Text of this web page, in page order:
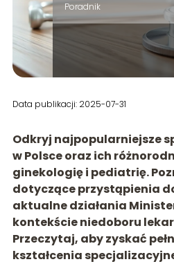
Poradnik
Data publikacji: 2025-07-31
Odkryj najpopularniejsze
w Polsce oraz ich
ginekologię i pediatrię.
dotyczące przystąpienia
aktualne działania
kontekście niedoboru
Przeczytaj, aby zyskać
kształcenia